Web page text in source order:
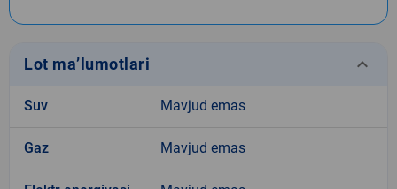
Lot ma’lumotlari keyboard_arrow_down
Suv Mavjud emas
Gaz Mavjud emas